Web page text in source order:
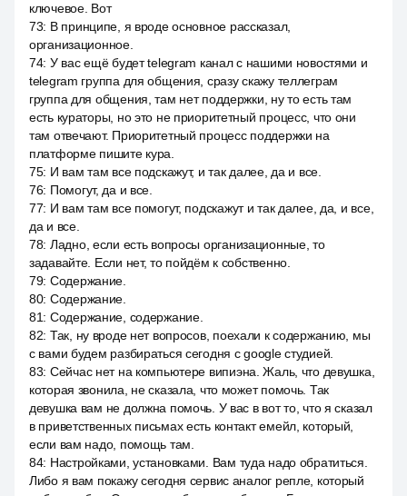
ключевое. Вот
73: В принципе, я вроде основное рассказал,
организационное.
74: У вас ещё будет telegram канал с нашими новостями и
telegram группа для общения, сразу скажу теллеграм
группа для общения, там нет поддержки, ну то есть там
есть кураторы, но это не приоритетный процесс, что они
там отвечают. Приоритетный процесс поддержки на
платформе пишите кура.
75: И вам там все подскажут, и так далее, да и все.
76: Помогут, да и все.
77: И вам там все помогут, подскажут и так далее, да, и все,
да и все.
78: Ладно, если есть вопросы организационные, то
задавайте. Если нет, то пойдём к собственно.
79: Содержание.
80: Содержание.
81: Содержание, содержание.
82: Так, ну вроде нет вопросов, поехали к содержанию, мы
с вами будем разбираться сегодня с google студией.
83: Сейчас нет на компьютере випиэна. Жаль, что девушка,
которая звонила, не сказала, что может помочь. Так
девушка вам не должна помочь. У вас в вот то, что я сказал
в приветственных письмах есть контакт емейл, который,
если вам надо, помощь там.
84: Настройками, установками. Вам туда надо обратиться.
Либо я вам покажу сегодня сервис аналог репле, который